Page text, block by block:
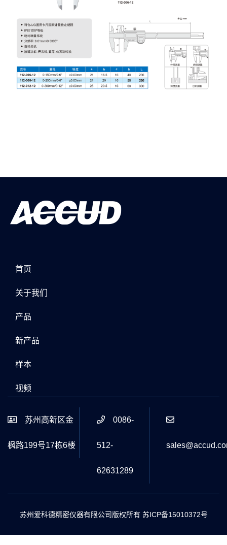
首页
关于我们
产品
新产品
样本
视频
苏州高新区金
枫路199号17栋6楼
0086-
512-
62631289
苏州爱科德精密仪器有限公司版权所有 苏ICP备15010372号